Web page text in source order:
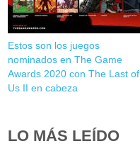
Estos son los juegos
nominados en The Game
Awards 2020 con The Last of
Us II en cabeza
LO MÁS LEÍDO